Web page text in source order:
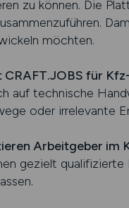
zu können. Die
möchten.
CRAFT.JOBS für
auf technische
oder irrelevante
Arbeitgeber im
gezielt